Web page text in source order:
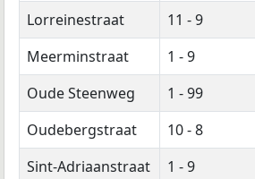
Lorreinestraat 11 - 9
Meerminstraat
1 - 9
Oude Steenweg
1 - 99
Oudebergstraat
10 - 8
Sint-Adriaanstraat
1 - 9